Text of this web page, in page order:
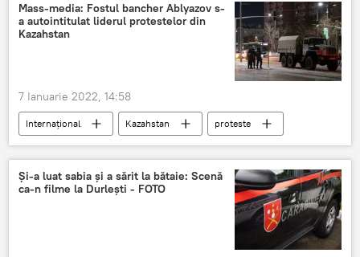
Mass-media: Fostul bancher Ablyazov s-
a autointitulat liderul protestelor din
Kazahstan
7 Ianuarie 2022, 14:58
Internațional Kazahstan
proteste
lider
Și-a luat sabia și a sărit la bătaie: Scenă
ca-n filme la Durlești - FOTO